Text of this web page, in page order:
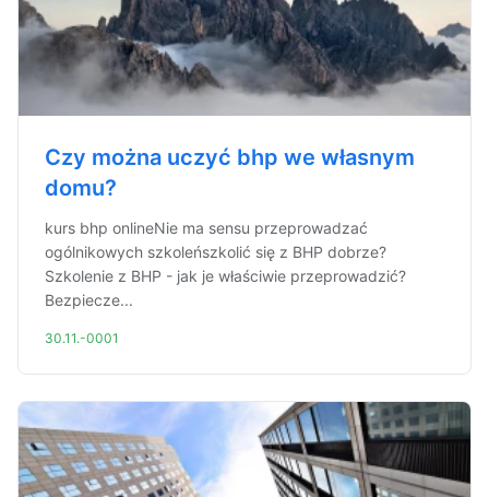
Czy można uczyć bhp we własnym
domu?
kurs bhp onlineNie ma sensu przeprowadzać
ogólnikowych szkoleńszkolić się z BHP dobrze?
Szkolenie z BHP - jak je właściwie przeprowadzić?
Bezpiecze...
30.11.-0001